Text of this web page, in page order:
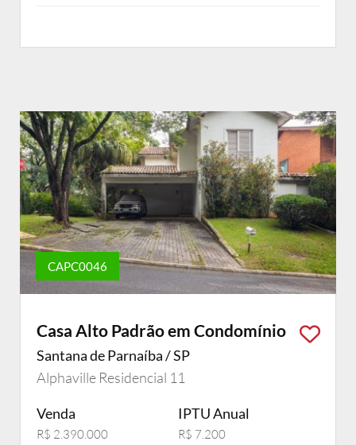
CAPC0046
Casa Alto Padrão em Condomínio
Santana de Parnaíba / SP
Alphaville Residencial 11
Venda
R$ 2.390.000
IPTU Anual
R$ 7.200